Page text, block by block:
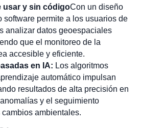
usar y sin códigoCon un diseño
software permite a los usuarios de
analizar datos geoespaciales
que el monitoreo de la
accesible y eficiente.
en IA: Los algoritmos
automático impulsan
resultados de alta precisión en
y el seguimiento
ambientales.